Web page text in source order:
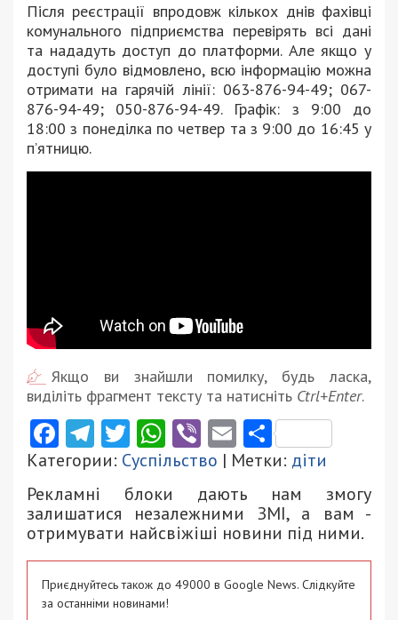
Після реєстрації впродовж кількох днів фахівці
комунального підприємства перевірять всі дані
та нададуть доступ до платформи. Але якщо у
доступі було відмовлено, всю інформацію можна
отримати на гарячій лінії: 063-876-94-49; 067-
876-94-49; 050-876-94-49. Графік: з 9:00 до
18:00 з понеділка по четвер та з 9:00 до 16:45 у
п’ятницю.
Якщо ви знайшли помилку, будь ласка,
виділіть фрагмент тексту та натисніть Ctrl+Enter.
Facebook
Telegram
Twitter
WhatsApp
ViberEmail
Категории: Суспільство | Метки: діти
Рекламні блоки дають нам змогу
залишатися незалежними ЗМІ, а вам -
отримувати найсвіжіші новини під ними.
Приєднуйтесь також до 49000 в Google News. Слідкуйте
за останніми новинами!